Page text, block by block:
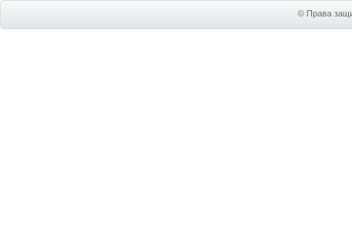
© Права